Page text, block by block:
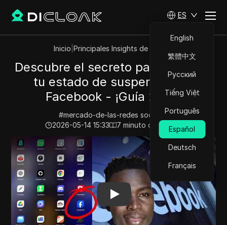
ES
English
繁體中文
Русский
Tiếng Việt
Português
Español
Deutsch
Français
Inicio Principales Insights de Videos
Descubre el secreto para verificar
tu estado de suspensión en
Facebook - ¡Guía 2026!
#mercado-de-las-redes socialesi
2026-05-14 15:33
7 minuto de lectura
Play Video: Descubre el secreto para verificar tu